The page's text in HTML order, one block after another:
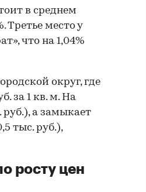
в среднем
Третье место у
что на 1,04%
округ, где
за 1 кв. м. На
руб.), а замыкает
тыс. руб.),
росту цен